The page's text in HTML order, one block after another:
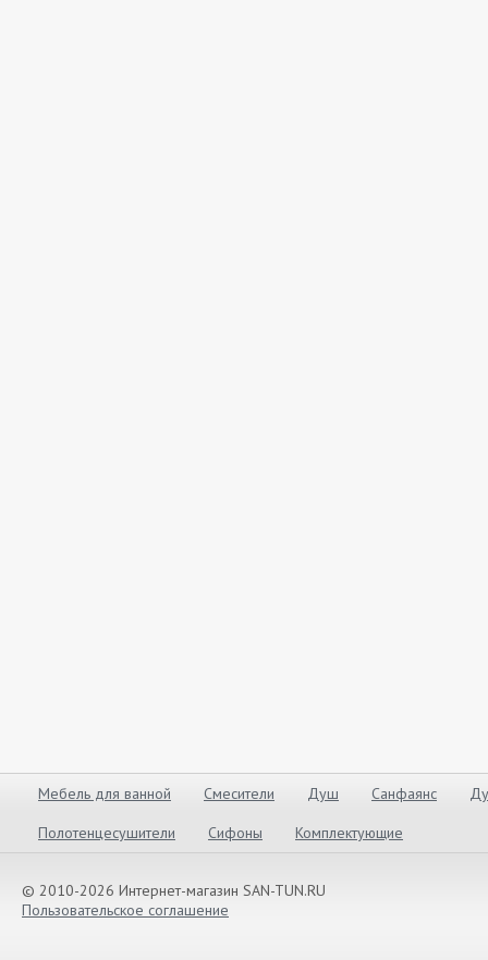
Мебель для ванной Смесители Душ Санфаянс
Полотенцесушители
Сифоны Комплектующие
© 2010-2026 Интернет-магазин SAN-TUN.RU
Пользовательское соглашение